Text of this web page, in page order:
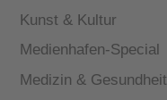
Kunst & Kultur
Medienhafen-Special
Medizin & Gesundheit